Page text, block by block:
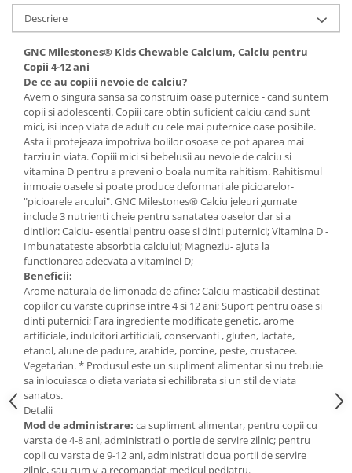
Mâini și Unghii
Creme mâini
Tratamente unghii
Cosmetice coreene
Beauty of Joseon
PETITFEE
Mary & May
COSRX
BIODANCE
OOTD
Cettua
Haruharu Wonder
Medicube
ARIUL
Dr. Althea
DELLA BORN
Probiotice
Proteine din zer (Whey Protein)
Quercetin
Resveratrol
Scortisoara
Seleniu
Seminte de in
Silimarina
Spirulina
Ulei de cocos
Ulei de peste
Ulei MCT
Vitamina A
Vitamina B
Vitamina C
Vitamina D
Vitamina E
Vitamina K
Zinc
Descriere
GNC Milestones® Kids Chewable Calcium, Calciu pentru
Copii 4-12 ani
De ce au copiii nevoie de calciu?
Avem o singura sansa sa construim oase puternice - cand suntem
copii si adolescenti. Copiii care obtin suficient calciu cand sunt
mici, isi incep viata de adult cu cele mai puternice oase posibile.
Asta ii protejeaza impotriva bolilor osoase ce pot aparea mai
tarziu in viata. Copiii mici si bebelusii au nevoie de calciu si
vitamina D pentru a preveni o boala numita rahitism. Rahitismul
inmoaie oasele si poate produce deformari ale picioarelor-
"picioarele arcului". GNC Milestones® Calciu jeleuri gumate
include 3 nutrienti cheie pentru sanatatea oaselor dar si a
dintilor: Calciu- esential pentru oase si dinti puternici; Vitamina D -
Imbunatateste absorbtia calciului; Magneziu- ajuta la
functionarea adecvata a vitaminei D;
Beneficii:
Arome naturala de limonada de afine; Calciu masticabil destinat
copiilor cu varste cuprinse intre 4 si 12 ani; Suport pentru oase si
dinti puternici; Fara ingrediente modificate genetic, arome
artificiale, indulcitori artificiali, conservanti , gluten, lactate,
etanol, alune de padure, arahide, porcine, peste, crustacee.
Vegetarian. * Produsul este un supliment alimentar si nu trebuie
sa inlocuiasca o dieta variata si echilibrata si un stil de viata
sanatos.
Detalii
Mod de administrare: ca supliment alimentar, pentru copii cu
varsta de 4-8 ani, administrati o portie de servire zilnic; pentru
copii cu varsta de 9-12 ani, administrati doua portii de servire
zilnic, sau cum v-a recomandat medicul pediatru.